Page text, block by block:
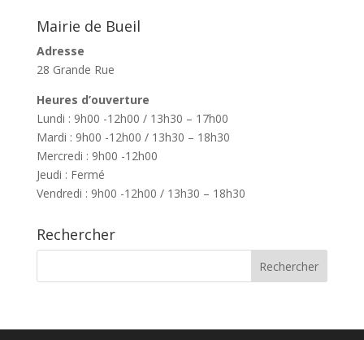
Mairie de Bueil
Adresse
28 Grande Rue
Heures d’ouverture
Lundi : 9h00 -12h00 / 13h30 – 17h00
Mardi : 9h00 -12h00 / 13h30 – 18h30
Mercredi : 9h00 -12h00
Jeudi : Fermé
Vendredi : 9h00 -12h00 / 13h30 – 18h30
Rechercher